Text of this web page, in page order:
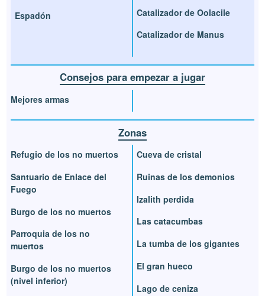
Espadón
Catalizador de Oolacile
Catalizador de Manus
Consejos para empezar a jugar
Mejores armas
Zonas
Refugio de los no muertos
Santuario de Enlace del
Fuego
Burgo de los no muertos
Parroquia de los no
muertos
Burgo de los no muertos
(nivel inferior)
Cueva de cristal
Ruinas de los demonios
Izalith perdida
Las catacumbas
La tumba de los gigantes
El gran hueco
Lago de ceniza